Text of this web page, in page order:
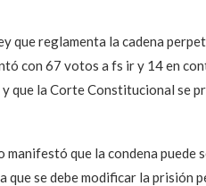
que reglamenta la cadena
con 67 votos a fs ir y 14 en
que la Corte Constitucional se
que la condena puede
que se debe modificar la prisión